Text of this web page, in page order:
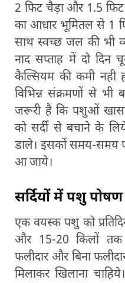
2 फिट चैड़ा और 1.5 फिट
का आधार भूमितल से 1
साथ स्वच्छ जल की भी
नाद सप्ताह में दो
कैल्सियम की कमी नही
विभिन्न संक्रमणों से भी
जरूरी है कि पशुओं
को सर्दी से बचाने के
डाले। इसकों समय-समय
आ जाये।
सर्दियों में पशु
एक वयस्क पशु को
और 15-20 किलों तक
फलीदार और बिना
मिलाकर खिलाना